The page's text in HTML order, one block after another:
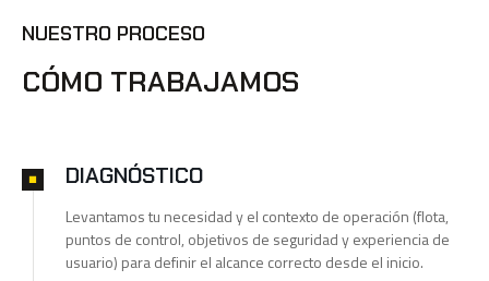
NUESTRO PROCESO
CÓMO TRABAJAMOS
DIAGNÓSTICO
Levantamos tu necesidad y el contexto de operación (flota,
puntos de control, objetivos de seguridad y experiencia de
usuario) para definir el alcance correcto desde el inicio.